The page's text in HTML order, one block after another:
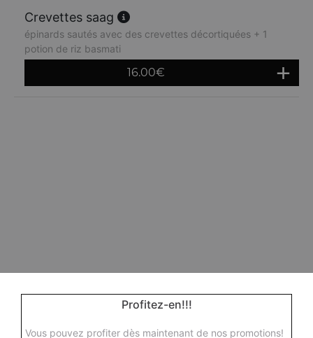
Crevettes saag
épinards sautés avec des crevettes décortiquées + 1
potion de riz basmati
16.00€
Profitez-en!!!
Vous pouvez profiter dès maintenant de nos promotions!